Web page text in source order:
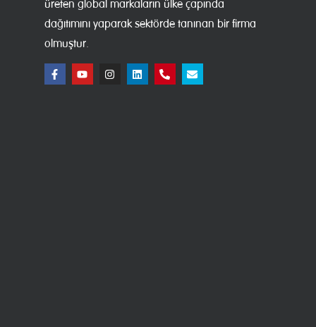
üreten global markaların ülke çapında
dağıtımını yaparak sektörde tanınan bir firma
olmuştur.